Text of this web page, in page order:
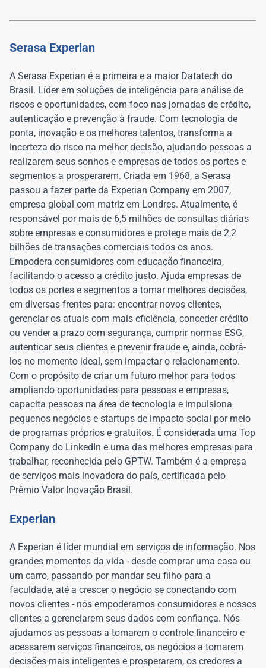
Serasa Experian
A Serasa Experian é a primeira e a maior Datatech do
Brasil. Líder em soluções de inteligência para análise de
riscos e oportunidades, com foco nas jornadas de crédito,
autenticação e prevenção à fraude. Com tecnologia de
ponta, inovação e os melhores talentos, transforma a
incerteza do risco na melhor decisão, ajudando pessoas a
realizarem seus sonhos e empresas de todos os portes e
segmentos a prosperarem. Criada em 1968, a Serasa
passou a fazer parte da Experian Company em 2007,
empresa global com matriz em Londres. Atualmente, é
responsável por mais de 6,5 milhões de consultas diárias
sobre empresas e consumidores e protege mais de 2,2
bilhões de transações comerciais todos os anos.
Empodera consumidores com educação financeira,
facilitando o acesso a crédito justo. Ajuda empresas de
todos os portes e segmentos a tomar melhores decisões,
em diversas frentes para: encontrar novos clientes,
gerenciar os atuais com mais eficiência, conceder crédito
ou vender a prazo com segurança, cumprir normas ESG,
autenticar seus clientes e prevenir fraude e, ainda, cobrá-
los no momento ideal, sem impactar o relacionamento.
Com o propósito de criar um futuro melhor para todos
ampliando oportunidades para pessoas e empresas,
capacita pessoas na área de tecnologia e impulsiona
pequenos negócios e startups de impacto social por meio
de programas próprios e gratuitos. É considerada uma Top
Company do LinkedIn e uma das melhores empresas para
trabalhar, reconhecida pelo GPTW. Também é a empresa
de serviços mais inovadora do país, certificada pelo
Prêmio Valor Inovação Brasil.
Experian
A Experian é líder mundial em serviços de informação. Nos
grandes momentos da vida - desde comprar uma casa ou
um carro, passando por mandar seu filho para a
faculdade, até a crescer o negócio se conectando com
novos clientes - nós empoderamos consumidores e nossos
clientes a gerenciarem seus dados com confiança. Nós
ajudamos as pessoas a tomarem o controle financeiro e
acessarem serviços financeiros, os negócios a tomarem
decisões mais inteligentes e prosperarem, os credores a